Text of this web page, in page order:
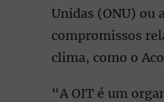
Unidas (ONU) ou
compromissos
clima, como o
“A OIT é um